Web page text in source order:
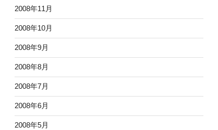
2008年11月
2008年10月
2008年9月
2008年8月
2008年7月
2008年6月
2008年5月